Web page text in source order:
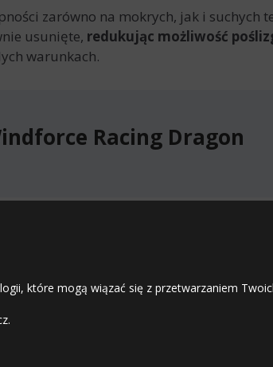
które mogą wiązać się z przetwarzaniem
zarówno na mokrych, jak i suchych
usunięte, redukując możliwość
warunkach.
Racing Dragon
Racing Dragon